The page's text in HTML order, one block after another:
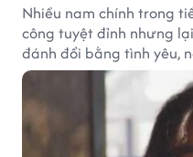
Nhiều nam chính trong
công tuyệt đỉnh nhưng
đánh đổi bằng tình yêu,
khiến độc giả không khỏi